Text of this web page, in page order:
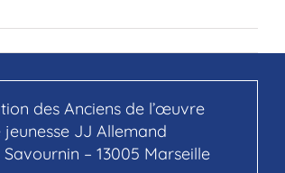
des Anciens de l’œuvre
jeunesse JJ Allemand
Savournin – 13005 Marseille